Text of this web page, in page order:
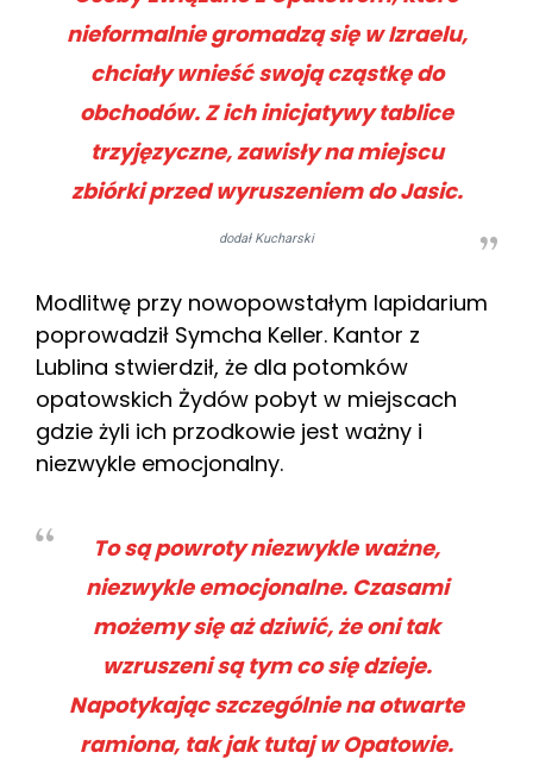
nieformalnie gromadzą się w Izraelu,
chciały wnieść swoją cząstkę do
obchodów. Z ich inicjatywy tablice
trzyjęzyczne, zawisły na miejscu
zbiórki przed wyruszeniem do Jasic.
dodał Kucharski
Modlitwę przy nowopowstałym lapidarium
poprowadził Symcha Keller. Kantor z
Lublina stwierdził, że dla potomków
opatowskich Żydów pobyt w miejscach
gdzie żyli ich przodkowie jest ważny i
niezwykle emocjonalny.
To są powroty niezwykle ważne,
niezwykle emocjonalne. Czasami
możemy się aż dziwić, że oni tak
wzruszeni są tym co się dzieje.
Napotykając szczególnie na otwarte
ramiona, tak jak tutaj w Opatowie.